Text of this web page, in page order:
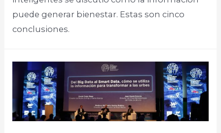
puede generar bienestar. Estas son cinco
conclusiones.